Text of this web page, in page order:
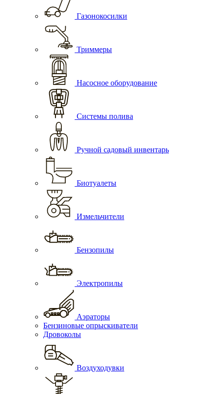
Газонокосилки
Триммеры
Насосное оборудование
Системы полива
Ручной садовый инвентарь
Биотуалеты
Измельчители
Бензопилы
Электропилы
Аэраторы
Бензиновые опрыскиватели
Дровоколы
Воздуходувки